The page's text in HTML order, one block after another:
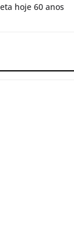
hoje 60 anos